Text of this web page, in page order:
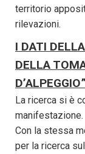
territorio
rilevazioni.
I DATI
DELLA
La ricerca si è
manifestazione.
Con la stessa
per la ricerca